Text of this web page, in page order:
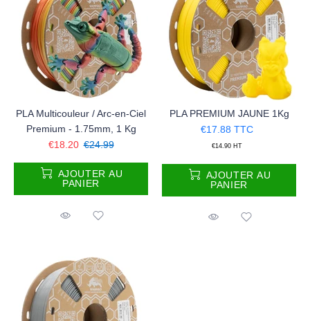
PLA Multicouleur / Arc-en-Ciel
Premium - 1.75mm, 1 Kg
€18.20 €24.99
AJOUTER AU
PANIER
PLA PREMIUM JAUNE 1Kg
€17.88 TTC
€14.90 HT
AJOUTER AU
PANIER